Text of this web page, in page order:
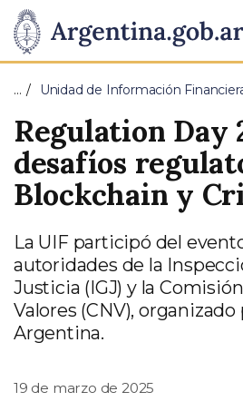
Presidencia
de
la
Nación
Pasar al contenido principal
… Unidad de Información
Regulation Day
desafíos
Blockchain y
La UIF participó del
autoridades de la
Justicia (IGJ) y la
Valores (CNV),
Argentina.
19 de marzo de 2025